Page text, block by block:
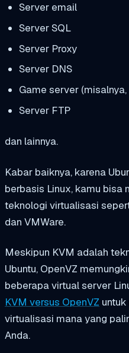
Server email
Server SQL
Server Proxy
Server DNS
Game server
Server FTP
dan lainnya.
Kabar baiknya, karena
berbasis Linux, kamu bisa
teknologi virtualisasi
dan VMWare.
Meskipun KVM adalah
Ubuntu, OpenVZ
beberapa virtual server
KVM versus OpenVZ
virtualisasi mana yang
Anda.